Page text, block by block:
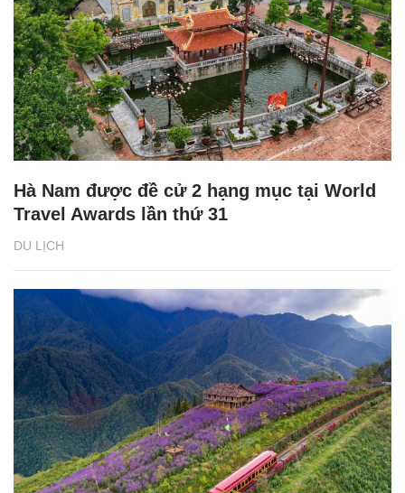
DU LỊCH
Hà Nam được đề cử 2 hạng mục tại World
Travel Awards lần thứ 31